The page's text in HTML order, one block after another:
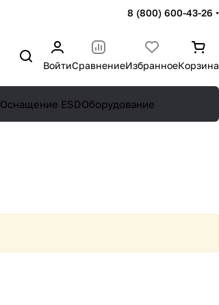
8 (800) 600-43-26
ВойтиСравнениеИзбранноеКорзина
Оснащение ESDОборудование